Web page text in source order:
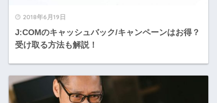
2018年6月19日
J:COMのキャッシュバック/キャンペーンはお得？
受け取る方法も解説！